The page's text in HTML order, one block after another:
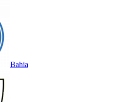
Bahia